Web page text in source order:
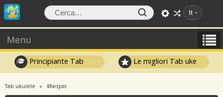
It
Menu
Principiante Tab Le migliori Tab uke
Tab ukulele Marsyas